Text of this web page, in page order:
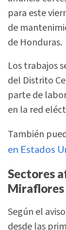
para este
de
de Honduras.
Los trabajos
del Distrito
parte de
en la red
También
en Estados
Sectores
Miraflores
Según el
desde las